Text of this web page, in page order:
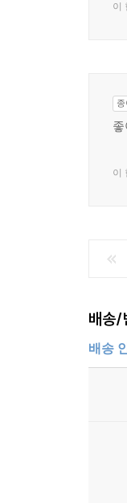
이
종
좋
이
배송/
배송